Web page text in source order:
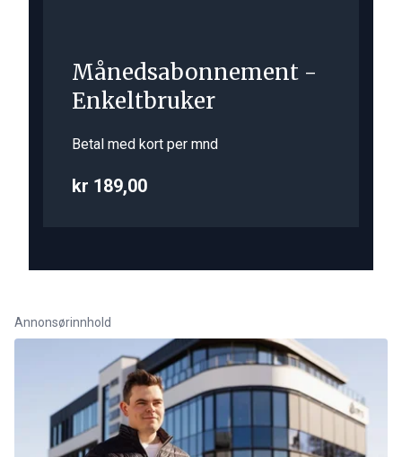
Månedsabonnement -
Enkeltbruker
Betal med kort per mnd
kr 189,00
Annonsørinnhold